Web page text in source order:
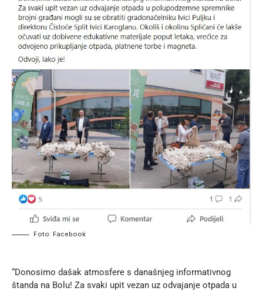
Foto: Facebook
“Donosimo dašak atmosfere s današnjeg informativnog
štanda na Bolu! Za svaki upit vezan uz odvajanje otpada u